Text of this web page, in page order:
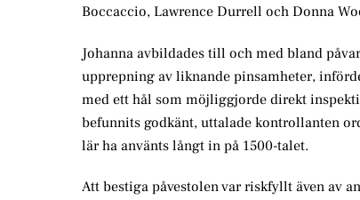
Boccaccio, Lawrence Durrell och Donna
Johanna avbildades till och med bland
upprepning av liknande pinsamheter,
med ett hål som möjliggjorde direkt
befunnits godkänt, uttalade kontrollanten
lär ha använts långt in på 1500-talet.
Att bestiga påvestolen var riskfyllt även av